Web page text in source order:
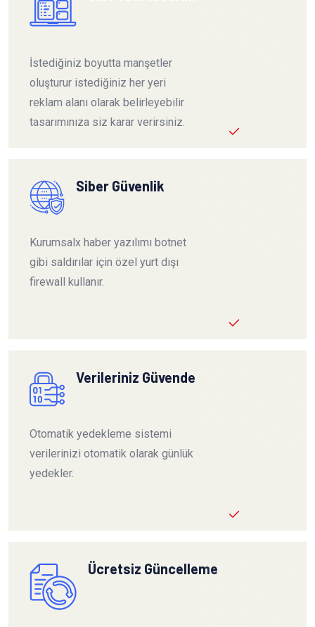
İstediğiniz boyutta manşetler
oluşturur istediğiniz her yeri
reklam alanı olarak belirleyebilir
tasarımınıza siz karar verirsiniz.
Siber Güvenlik
Kurumsalx haber yazılımı botnet
gibi saldırılar için özel yurt dışı
firewall kullanır.
Verileriniz Güvende
Otomatik yedekleme sistemi
verilerinizi otomatik olarak günlük
yedekler.
Ücretsiz Güncelleme